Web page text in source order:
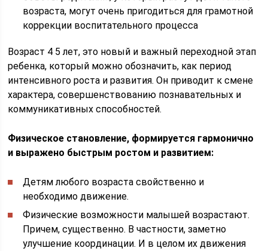
возраста, могут очень пригодиться для грамотной
коррекции воспитательного процесса
Возраст 4 5 лет, это новый и важный переходной этап
ребенка, который можно обозначить, как период
интенсивного роста и развития. Он приводит к смене
характера, совершенствованию познавательных и
коммуникативных способностей.
Физическое становление, формируется гармонично
и выражено быстрым ростом и развитием:
Детям любого возраста свойственно и
необходимо движение.
Физические возможности малышей возрастают.
Причем, существенно. В частности, заметно
улучшение координации. И в целом их движения